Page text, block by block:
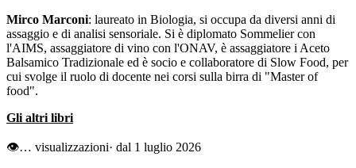
Mirco Marconi: laureato in Biologia, si occupa da diversi anni di
assaggio e di analisi sensoriale. Si è diplomato Sommelier con
l'AIMS, assaggiatore di vino con l'ONAV, è assaggiatore i Aceto
Balsamico Tradizionale ed è socio e collaboratore di Slow Food, per
cui svolge il ruolo di docente nei corsi sulla birra di "Master of
food".
Gli altri libri
👁… visualizzazioni· dal 1 luglio 2026